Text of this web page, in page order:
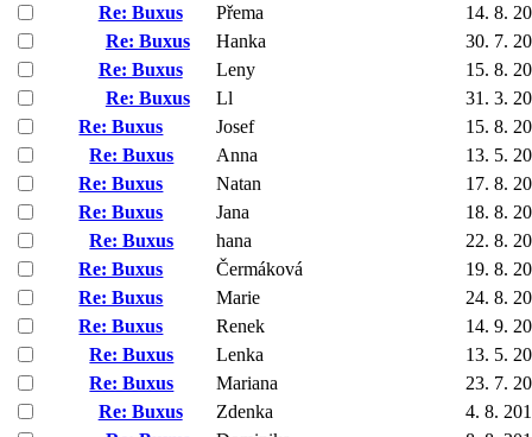
Re: Buxus
Přema
14. 8.
Re: Buxus
Hanka
30. 7.
Re: Buxus
Leny
15. 8.
Re: Buxus
Ll
31. 3.
Re: Buxus
Josef
15. 8.
Re: Buxus
Anna
13. 5.
Re: Buxus
Natan
17. 8.
Re: Buxus
Jana
18. 8.
Re: Buxus
hana
22. 8.
Re: Buxus
Čermáková
19. 8.
Re: Buxus
Marie
24. 8.
Re: Buxus
Renek
14. 9.
Re: Buxus
Lenka
13. 5.
Re: Buxus
Mariana
23. 7.
Re: Buxus
Zdenka
4. 8.